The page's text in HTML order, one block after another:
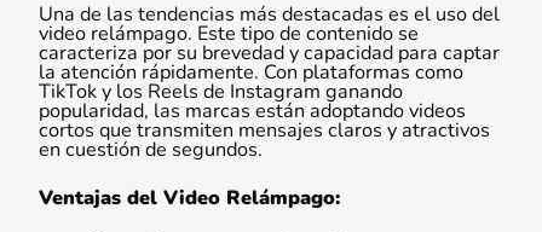
Una de las tendencias más destacadas es el uso del
video relámpago. Este tipo de contenido se
caracteriza por su brevedad y capacidad para captar
la atención rápidamente. Con plataformas como
TikTok y los Reels de Instagram ganando
popularidad, las marcas están adoptando videos
cortos que transmiten mensajes claros y atractivos
en cuestión de segundos.
Ventajas del Video Relámpago: